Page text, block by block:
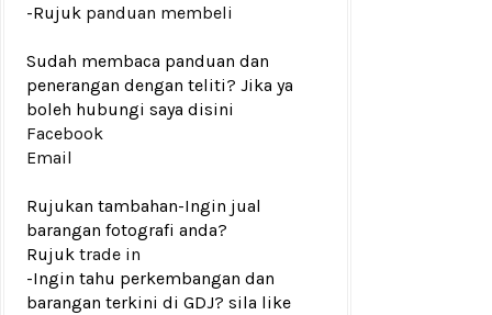
-Rujuk panduan membeli
Sudah membaca panduan dan
penerangan dengan teliti? Jika ya
boleh hubungi saya disini
Facebook
Email
Rujukan tambahan-Ingin jual
barangan fotografi anda?
Rujuk trade in
-Ingin tahu perkembangan dan
barangan terkini di GDJ? sila like